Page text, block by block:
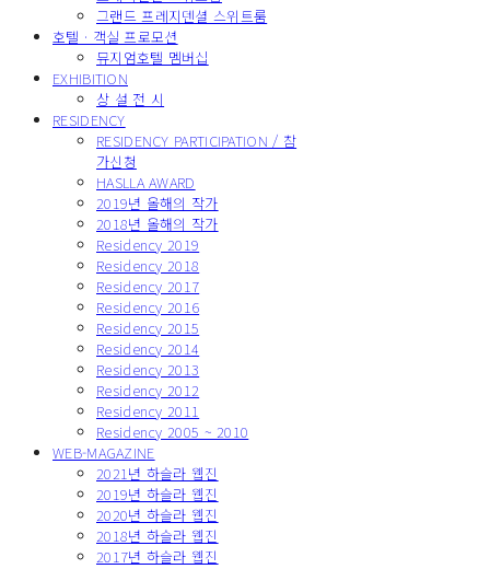
그랜드 프레지덴셜 스위트룸
호텔 · 객실 프로모션
뮤지엄호텔 멤버십
EXHIBITION
상 설 전 시
RESIDENCY
RESIDENCY PARTICIPATION / 참
가신청
HASLLA AWARD
2019년 올해의 작가
2018년 올해의 작가
Residency 2019
Residency 2018
Residency 2017
Residency 2016
Residency 2015
Residency 2014
Residency 2013
Residency 2012
Residency 2011
Residency 2005 ~ 2010
WEB-MAGAZINE
2021년 하슬라 웹진
2019년 하슬라 웹진
2020년 하슬라 웹진
2018년 하슬라 웹진
2017년 하슬라 웹진